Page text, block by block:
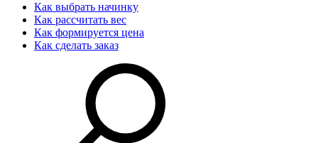
Как выбрать начинку
Как рассчитать вес
Как формируется цена
Как сделать заказ